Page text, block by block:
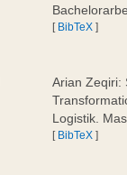
[ BibTeX ]
Arian Zeqiri:
Logistik.
[ BibTeX ]